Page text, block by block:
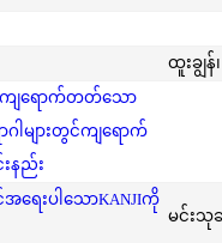
ထူးချွန်
ကျရောက်တတ်သော
ါများတွင်ကျရောက်
နည်း
ေးပါသောKANJIကို
မင်းသုခ